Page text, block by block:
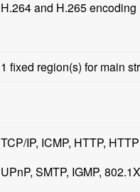
H.264 and H.265 encoding
1 fixed region(s) for main
TCP/IP, ICMP, HTTP,
UPnP, SMTP, IGMP,